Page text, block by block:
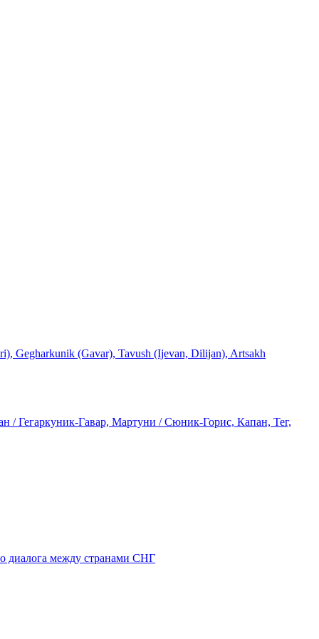
(Gavar), Tavush (Ijevan, Dilijan), Artsakh
/ Гегаркуник-Гавар, Мартуни / Сюник-Горис, Капан, Тег,
диалога между странами СНГ